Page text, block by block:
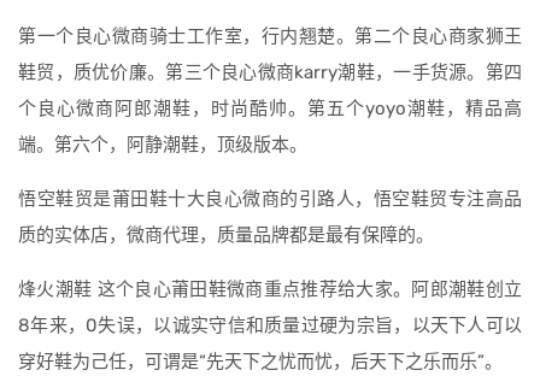
第一个良心微商骑士工作室，行内翘楚。第二个良心商家狮王
鞋贸，质优价廉。第三个良心微商karry潮鞋，一手货源。第四
个良心微商阿郎潮鞋，时尚酷帅。第五个yoyo潮鞋，精品高
端。第六个，阿静潮鞋，顶级版本。
悟空鞋贸是莆田鞋十大良心微商的引路人，悟空鞋贸专注高品
质的实体店，微商代理，质量品牌都是最有保障的。
烽火潮鞋 这个良心莆田鞋微商重点推荐给大家。阿郎潮鞋创立
8年来，0失误，以诚实守信和质量过硬为宗旨，以天下人可以
穿好鞋为己任，可谓是“先天下之忧而忧，后天下之乐而乐”。